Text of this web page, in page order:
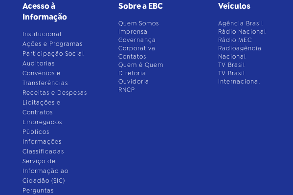
Acesso à
Informação
Institucional
Ações e Programas
Participação Social
Auditorias
Convênios e
Transferências
Receitas e Despesas
Licitações e
Contratos
Empregados
Públicos
Informações
Classificadas
Serviço de
Informação ao
Cidadão (SIC)
Perguntas
Sobre a EBC
Quem Somos
Imprensa
Governança
Corporativa
Contatos
Quem é Quem
Diretoria
Ouvidoria
RNCP
Veículos
Agência Brasil
Rádio Nacional
Rádio MEC
Radioagência
Nacional
TV Brasil
TV Brasil
Internacional